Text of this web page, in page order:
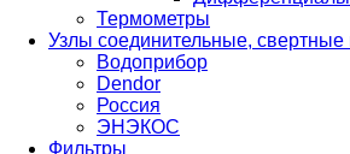
Термометры
Узлы соединительные,
Водоприбор
Dendor
Россия
ЭНЭКОС
Фильтры